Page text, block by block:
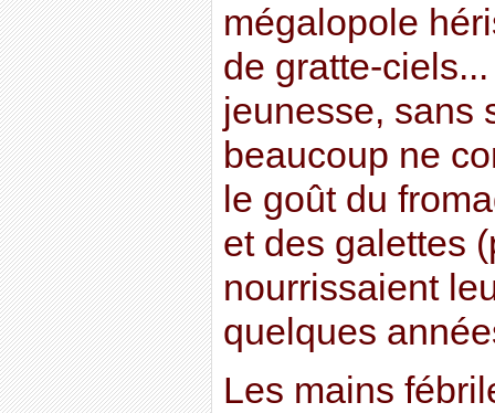
mégalopole
de gratte-
jeunesse, sans
beaucoup ne
le goût du
et des galettes
nourrissaient
quelques
Les mains